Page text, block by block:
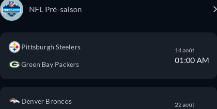
NFL Pré-saison
Pittsburgh Steelers
Green Bay Packers
14 août
01:00 AM
Denver Broncos 22 août